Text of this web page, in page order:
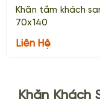
Khăn tắm khách
70x140
Liên Hệ
Khăn Khách